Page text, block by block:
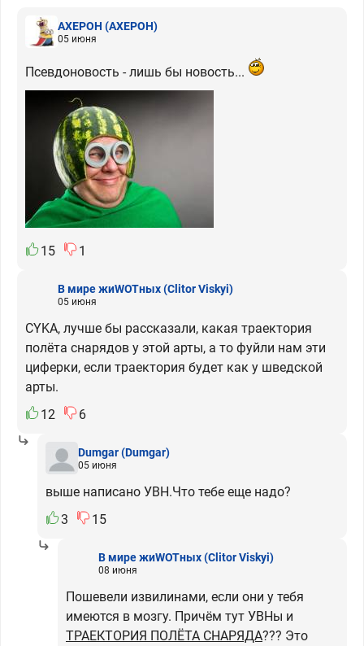
АХЕРОН (АХЕРОН)
05 июня
Псевдоновость - лишь бы новость...
15 1
В мире жиWOTных(Clitor Viskyi)
05 июня
CYKA, лучше бы рассказали, какая траектория
полёта снарядов у этой арты, а то фуйли нам эти
циферки, если траектория будет как у шведской
арты.
12
6
Dumgar(Dumgar)
05 июня
выше написано УВН.Что тебе еще надо?
3
15
В мире жиWOTных(Clitor Viskyi)
08 июня
Пошевели извилинами, если они у тебя
имеются в мозгу. Причём тут УВНы и
ТРАЕКТОРИЯ ПОЛЁТА СНАРЯДА??? Это